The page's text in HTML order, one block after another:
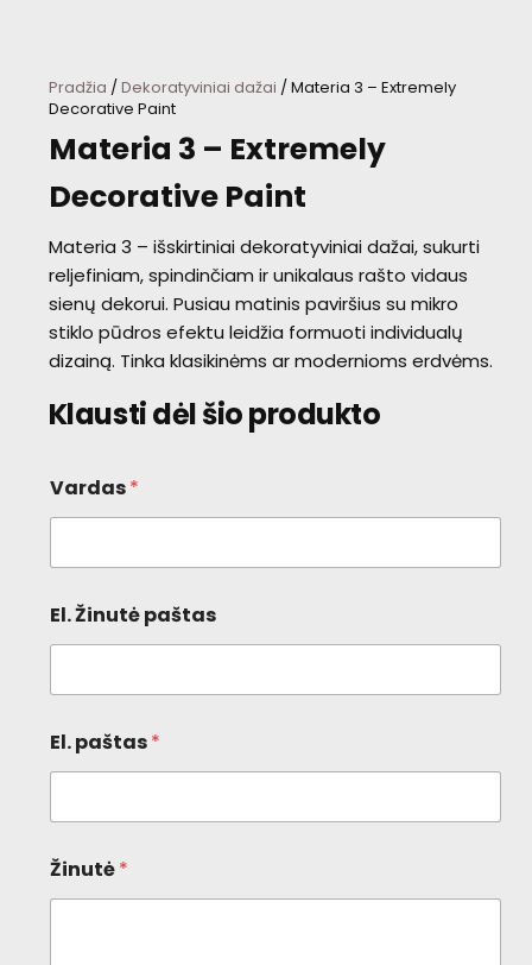
Pradžia /Dekoratyviniai dažai / Materia 3 – Extremely
Decorative Paint
Materia 3 – Extremely
Decorative Paint
Materia 3 – išskirtiniai dekoratyviniai dažai, sukurti
reljefiniam, spindinčiam ir unikalaus rašto vidaus
sienų dekorui. Pusiau matinis paviršius su mikro
stiklo pūdros efektu leidžia formuoti individualų
dizainą. Tinka klasikinėms ar modernioms erdvėms.
Klausti dėl šio produkto
Vardas*
El. Žinutė paštas
El. paštas*
Žinutė*